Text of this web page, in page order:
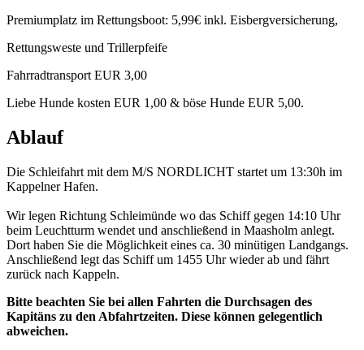
Premiumplatz im Rettungsboot: 5,99€ inkl. Eisbergversicherung,
Rettungsweste und Trillerpfeife
Fahrradtransport EUR 3,00
Liebe Hunde kosten EUR 1,00 & böse Hunde EUR 5,00.
Ablauf
Die Schleifahrt mit dem M/S NORDLICHT startet um 13:30h im
Kappelner Hafen.
Wir legen Richtung Schleimünde wo das Schiff gegen 14:10 Uhr
beim Leuchtturm wendet und anschließend in Maasholm anlegt.
Dort haben Sie die Möglichkeit eines ca. 30 minütigen Landgangs.
Anschließend legt das Schiff um 1455 Uhr wieder ab und fährt
zurück nach Kappeln.
Bitte beachten Sie bei allen Fahrten die Durchsagen des
Kapitäns zu den Abfahrtzeiten. Diese können gelegentlich
abweichen.